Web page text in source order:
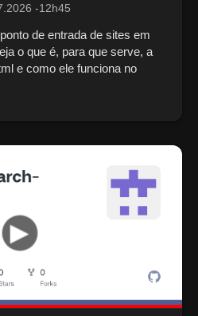
-12h45
de entrada de sites em
o que é, para que serve, a
e como ele funciona no